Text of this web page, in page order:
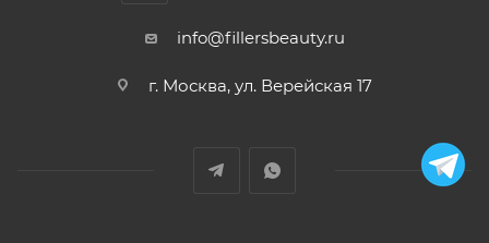
info@fillersbeauty.ru
г. Москва, ул. Верейская 17